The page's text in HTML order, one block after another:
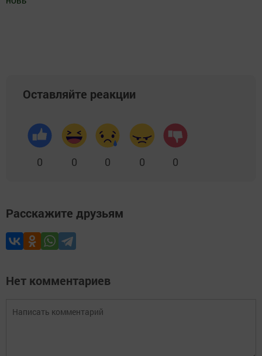
Оставляйте реакции
0 0 0 0 0
Расскажите друзьям
Нет комментариев